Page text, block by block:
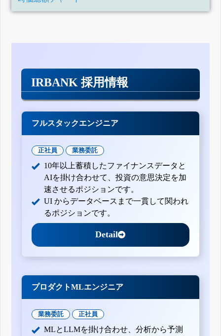
IRBANK 採用情報
フルスタックエンジニア
正社員 業務委託
10年以上蓄積したファイナンスデータと
AIを掛け合わせて、投資の意思決定を加
速させるポジションです。
UI からデータベースまで一貫して関われ
るポジションです。
Detail
プロダクトMLエンジニア
業務委託 正社員
MLとLLMを掛け合わせ、分析から予測